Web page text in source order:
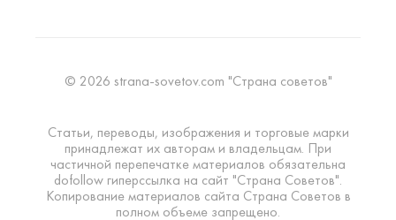
© 2026 strana-sovetov.com "Страна советов"
Статьи, переводы, изображения и торговые марки
принадлежат их авторам и владельцам. При
частичной перепечатке материалов обязательна
dofollow гиперссылка на сайт "Страна Советов".
Копирование материалов сайта Страна Советов в
полном объеме запрещено.